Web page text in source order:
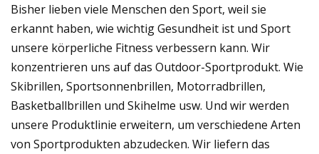
Bisher lieben viele Menschen den Sport, weil sie
erkannt haben, wie wichtig Gesundheit ist und Sport
unsere körperliche Fitness verbessern kann. Wir
konzentrieren uns auf das Outdoor-Sportprodukt. Wie
Skibrillen, Sportsonnenbrillen, Motorradbrillen,
Basketballbrillen und Skihelme usw. Und wir werden
unsere Produktlinie erweitern, um verschiedene Arten
von Sportprodukten abzudecken. Wir liefern das